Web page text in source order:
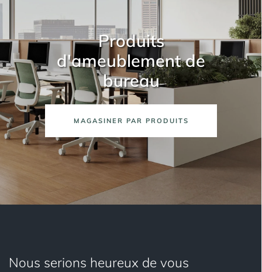
Produits
d'ameublement de
bureau
MAGASINER PAR PRODUITS
Nous serions heureux de vous